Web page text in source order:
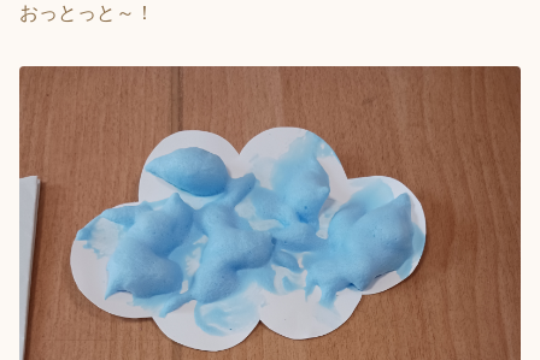
おっとっと～！